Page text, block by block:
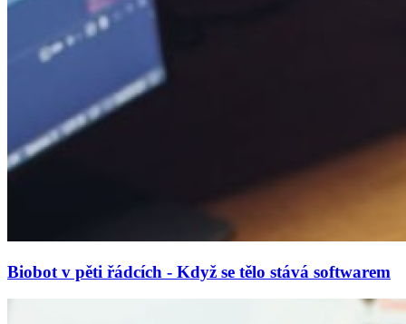
Biobot v pěti řádcích - Když se tělo stává softwarem